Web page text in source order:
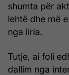
shumta për
lehtë dhe më
nga liria.
Tutje, ai foli
dallim nga